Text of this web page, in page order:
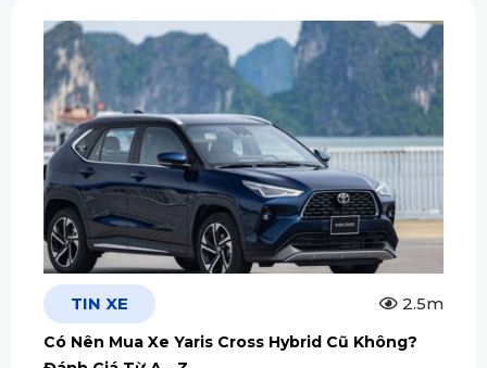
TIN XE 2.5m
Có Nên Mua Xe Yaris Cross Hybrid Cũ Không?